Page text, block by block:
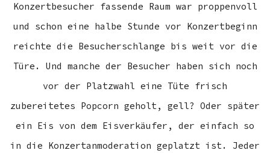
Konzertbesucher fassende Raum war proppenvoll
und schon eine halbe Stunde vor Konzertbeginn
reichte die Besucherschlange bis weit vor die
Türe. Und manche der Besucher haben sich noch
vor der Platzwahl eine Tüte frisch
zubereitetes Popcorn geholt, gell? Oder später
ein Eis von dem Eisverkäufer, der einfach so
in die Konzertanmoderation geplatzt ist. Jeder